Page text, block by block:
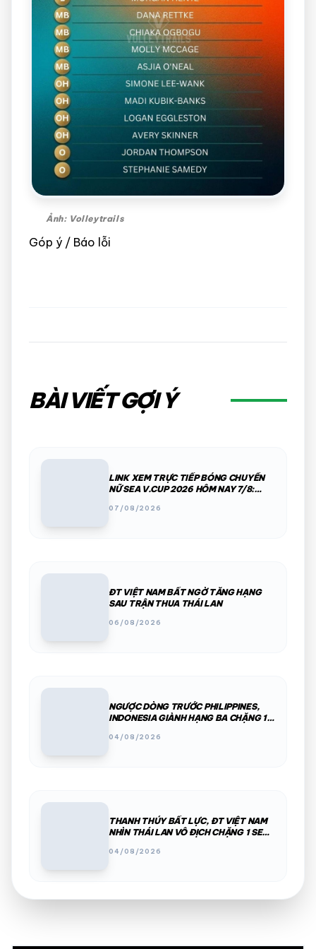
Ảnh: Volleytrails
Góp ý / Báo lỗi
BÀI VIẾT GỢI Ý
LINK XEM TRỰC TIẾP BÓNG CHUYỀN
NỮ SEA V.CUP 2026 HÔM NAY 7/8:
07/08/2026
ĐT VIỆT NAM BẤT NGỜ TĂNG HẠNG
SAU TRẬN THUA THÁI LAN
06/08/2026
NGƯỢC DÒNG TRƯỚC PHILIPPINES,
INDONESIA GIÀNH HẠNG BA CHẶNG 1
04/08/2026
THANH THÚY BẤT LỰC, ĐT VIỆT NAM
NHÌN THÁI LAN VÔ ĐỊCH CHẶNG 1 SEA
04/08/2026